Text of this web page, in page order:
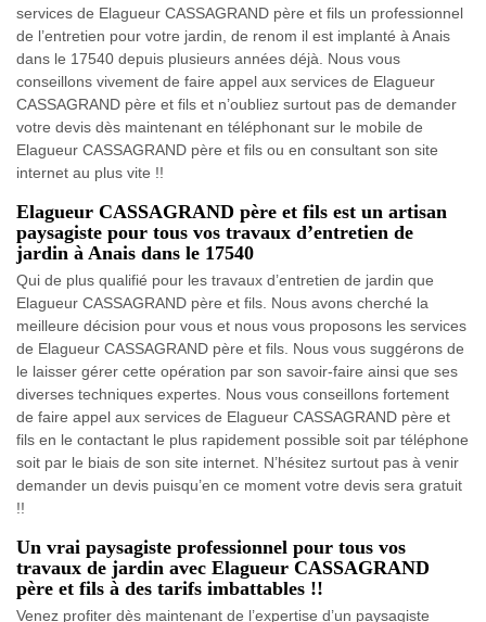
services de Elagueur CASSAGRAND père et fils un professionnel
de l’entretien pour votre jardin, de renom il est implanté à Anais
dans le 17540 depuis plusieurs années déjà. Nous vous
conseillons vivement de faire appel aux services de Elagueur
CASSAGRAND père et fils et n’oubliez surtout pas de demander
votre devis dès maintenant en téléphonant sur le mobile de
Elagueur CASSAGRAND père et fils ou en consultant son site
internet au plus vite !!
Elagueur CASSAGRAND père et fils est un artisan
paysagiste pour tous vos travaux d’entretien de
jardin à Anais dans le 17540
Qui de plus qualifié pour les travaux d’entretien de jardin que
Elagueur CASSAGRAND père et fils. Nous avons cherché la
meilleure décision pour vous et nous vous proposons les services
de Elagueur CASSAGRAND père et fils. Nous vous suggérons de
le laisser gérer cette opération par son savoir-faire ainsi que ses
diverses techniques expertes. Nous vous conseillons fortement
de faire appel aux services de Elagueur CASSAGRAND père et
fils en le contactant le plus rapidement possible soit par téléphone
soit par le biais de son site internet. N’hésitez surtout pas à venir
demander un devis puisqu’en ce moment votre devis sera gratuit
!!
Un vrai paysagiste professionnel pour tous vos
travaux de jardin avec Elagueur CASSAGRAND
père et fils à des tarifs imbattables !!
Venez profiter dès maintenant de l’expertise d’un paysagiste